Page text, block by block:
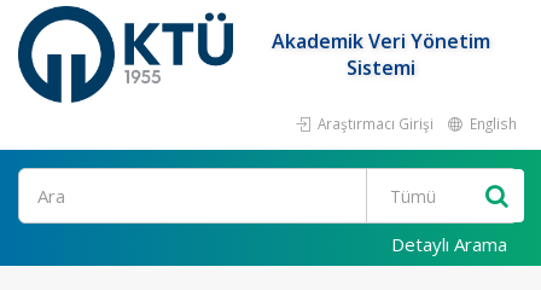
Akademik Veri Yönetim
Sistemi
Araştırmacı Girişi English
Ara
Detaylı Arama